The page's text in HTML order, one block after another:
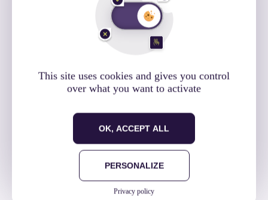
This site uses cookies and gives you control
over what you want to activate
OK, ACCEPT ALL
PERSONALIZE
Privacy policy
Cet article vous a plu ?
Facebook
Twitter
LinkedIn
Envie d'en savoir plus
sur le sujet ?